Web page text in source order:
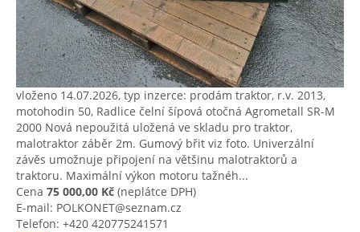
vloženo 14.07.2026, typ inzerce: prodám traktor, r.v. 2013,
motohodin 50, Radlice čelní šípová otočná Agrometall SR-M
2000 Nová nepoužitá uložená ve skladu pro traktor,
malotraktor záběr 2m. Gumový břit viz foto. Univerzální
závěs umožnuje připojení na většinu malotraktorů a
traktoru. Maximální výkon motoru tažnéh...
Cena 75 000,00 Kč (neplátce DPH)
E-mail: POLKONET@seznam.cz
Telefon: +420 420775241571